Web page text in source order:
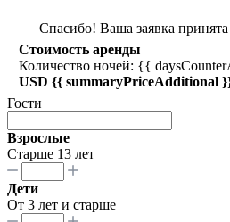
Спасибо! Ваша заявка принята
Стоимость аренды
Количество ночей: {{
USD {{ summaryPriceAdditional
Гости
Взрослые
Старше 13 лет
Дети
От 3 лет и старше